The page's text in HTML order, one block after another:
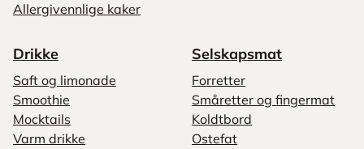
Allergivennlige kaker
Drikke
Saft og limonade
Smoothie
Mocktails
Varm drikke
Selskapsmat
Forretter
Småretter og fingermat
Koldtbord
Ostefat